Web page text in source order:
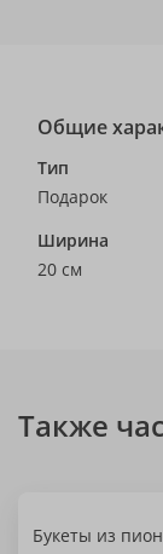
Общие
Тип
Подарок
Ширина
20 см
Также
Букеты из